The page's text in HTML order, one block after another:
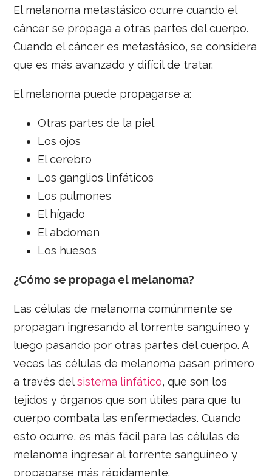
El melanoma metastásico ocurre cuando el
cáncer se propaga a otras partes del cuerpo.
Cuando el cáncer es metastásico, se considera
que es más avanzado y difícil de tratar.
El melanoma puede propagarse a:
Otras partes de la piel
Los ojos
El cerebro
Los ganglios linfáticos
Los pulmones
El hígado
El abdomen
Los huesos
¿Cómo se propaga el melanoma?
Las células de melanoma comúnmente se
propagan ingresando al torrente sanguíneo y
luego pasando por otras partes del cuerpo. A
veces las células de melanoma pasan primero
a través delsistema linfático, que son los
tejidos y órganos que son útiles para que tu
cuerpo combata las enfermedades. Cuando
esto ocurre, es más fácil para las células de
melanoma ingresar al torrente sanguíneo y
propagarse más rápidamente.